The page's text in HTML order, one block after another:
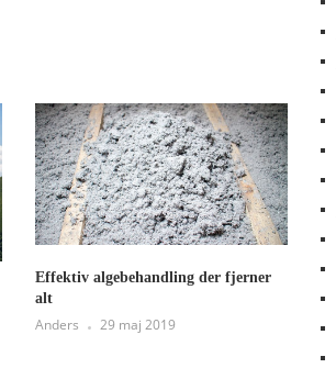
Effektiv algebehandling der fjerner
alt
Anders 29 maj 2019